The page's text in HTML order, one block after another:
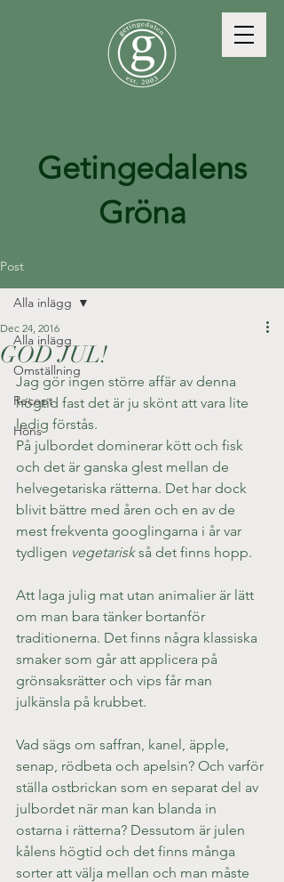
Getingedalens
Gröna
Post
Alla inlägg
Omställning
Recept
Höns
Alla inlägg
GOD JUL!
Dec 24, 2016
Jag gör ingen större affär av denna
högtid fast det är ju skönt att vara lite
ledig förstås.
På julbordet dominerar kött och fisk
och det är ganska glest mellan de
helvegetariska rätterna. Det har dock
blivit bättre med åren och en av de
mest frekventa googlingarna i år var
tydligen vegetarisk så det finns hopp.
Att laga julig mat utan animalier är lätt
om man bara tänker bortanför
traditionerna. Det finns några klassiska
smaker som går att applicera på
grönsaksrätter och vips får man
julkänsla på krubbet.
Vad sägs om saffran, kanel, äpple,
senap, rödbeta och apelsin? Och varför
ställa ostbrickan som en separat del av
julbordet när man kan blanda in
ostarna i rätterna? Dessutom är julen
kålens högtid och det finns många
sorter att välja mellan och man måste